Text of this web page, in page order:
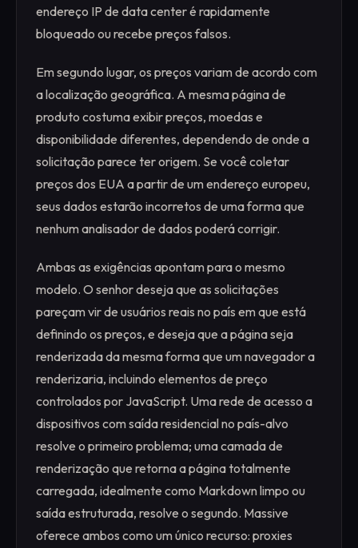
endereço IP de data center é rapidamente
bloqueado ou recebe preços falsos.
Em segundo lugar, os preços variam de acordo com
a localização geográfica. A mesma página de
produto costuma exibir preços, moedas e
disponibilidade diferentes, dependendo de onde a
solicitação parece ter origem. Se você coletar
preços dos EUA a partir de um endereço europeu,
seus dados estarão incorretos de uma forma que
nenhum analisador de dados poderá corrigir.
Ambas as exigências apontam para o mesmo
modelo. O senhor deseja que as solicitações
pareçam vir de usuários reais no país em que está
definindo os preços, e deseja que a página seja
renderizada da mesma forma que um navegador a
renderizaria, incluindo elementos de preço
controlados por JavaScript. Uma rede de acesso a
dispositivos com saída residencial no país-alvo
resolve o primeiro problema; uma camada de
renderização que retorna a página totalmente
carregada, idealmente como Markdown limpo ou
saída estruturada, resolve o segundo. Massive
oferece ambos como um único recurso: proxies